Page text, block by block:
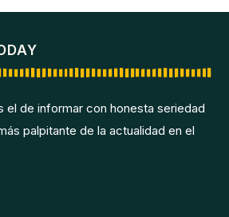
el de informar con honesta seriedad
palpitante de la actualidad en el